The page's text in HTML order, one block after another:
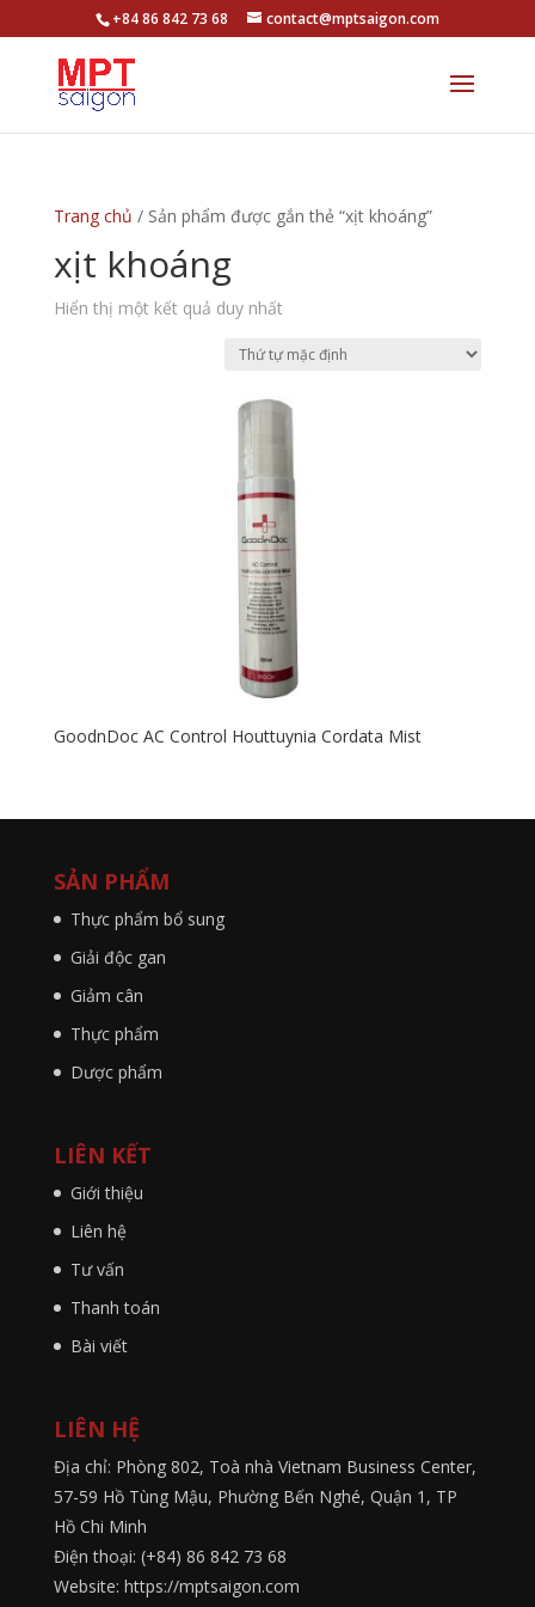
+84 86 842 73 68 contact@mptsaigon.com
Trang chủ / Sản phẩm được gắn thẻ “xịt khoáng”
xịt khoáng
Hiển thị một kết quả duy nhất
GoodnDoc AC Control Houttuynia Cordata Mist
SẢN PHẨM
Thực phẩm bổ sung
Giải độc gan
Giảm cân
Thực phẩm
Dược phẩm
LIÊN KẾT
Giới thiệu
Liên hệ
Tư vấn
Thanh toán
Bài viết
LIÊN HỆ
Địa chỉ: Phòng 802, Toà nhà Vietnam Business Center,
57-59 Hồ Tùng Mậu, Phường Bến Nghé, Quận 1, TP
Hồ Chi Minh
Điện thoại: (+84) 86 842 73 68
Website: https://mptsaigon.com